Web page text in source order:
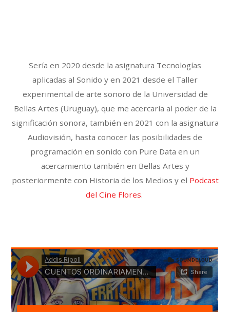
Sería en 2020 desde la asignatura Tecnologías
aplicadas al Sonido y en 2021 desde el Taller
experimental de arte sonoro de la Universidad de
Bellas Artes (Uruguay), que me acercaría al poder de la
significación sonora, también en 2021 con la asignatura
Audiovisión, hasta conocer las posibilidades de
programación en sonido con Pure Data en un
acercamiento también en Bellas Artes y
posteriormente con Historia de los Medios y el Podcast
del Cine Flores.